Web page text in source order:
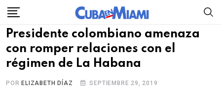
Skip
content
Presidente colombiano amenaza
con romper relaciones con el
régimen de La Habana
POR ELIZABETH DÍAZ
SEPTIEMBRE 29, 2019